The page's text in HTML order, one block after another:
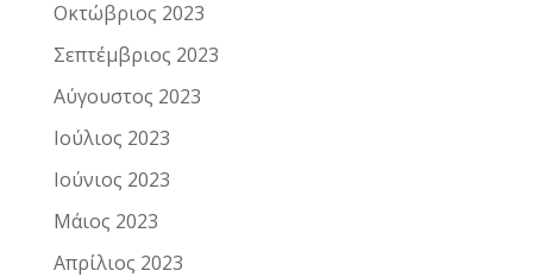
Οκτώβριος 2023
Σεπτέμβριος 2023
Αύγουστος 2023
Ιούλιος 2023
Ιούνιος 2023
Μάιος 2023
Απρίλιος 2023